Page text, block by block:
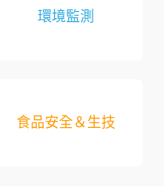
環境監測
食品安全＆生技